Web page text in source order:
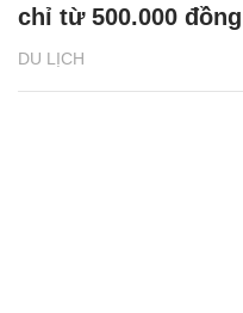
DU LỊCH
chỉ từ 500.000 đồng